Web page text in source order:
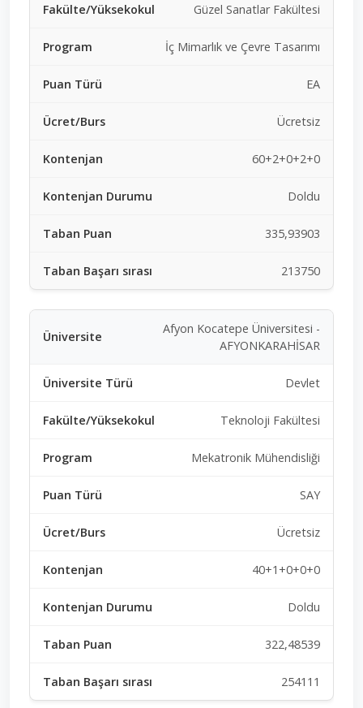
Güzel Sanatlar Fakültesi
İç Mimarlık ve Çevre Tasarımı
EA
Ücretsiz
60+2+0+2+0
Doldu
335,93903
213750
Afyon Kocatepe Üniversitesi -
AFYONKARAHİSAR
Devlet
Teknoloji Fakültesi
Mekatronik Mühendisliği
SAY
Ücretsiz
40+1+0+0+0
Doldu
322,48539
254111